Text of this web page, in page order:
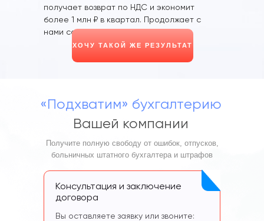
получает возврат по НДС и экономит
более 1 млн ₽ в квартал. Продолжает с
нами сотрудничать.
ХОЧУ ТАКОЙ ЖЕ РЕЗУЛЬТАТ
«Подхватим» бухгалтерию
Вашей компании
Консультация и заключение
договора
Вы оставляете заявку или звоните:
Получите полную свободу от ошибок, отпусков,
больничных штатного бухгалтера и штрафов